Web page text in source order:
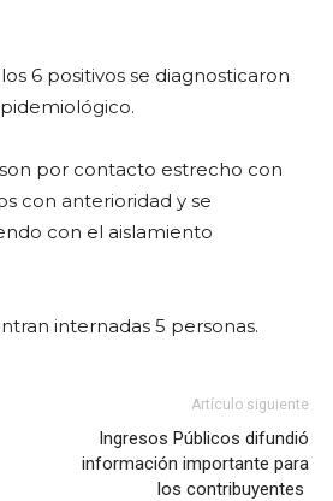
6 positivos se diagnosticaron
por contacto estrecho con
con anterioridad y se
con el aislamiento
internadas 5 personas.
Artículo siguiente
Ingresos Públicos difundió
información importante para
los contribuyentes